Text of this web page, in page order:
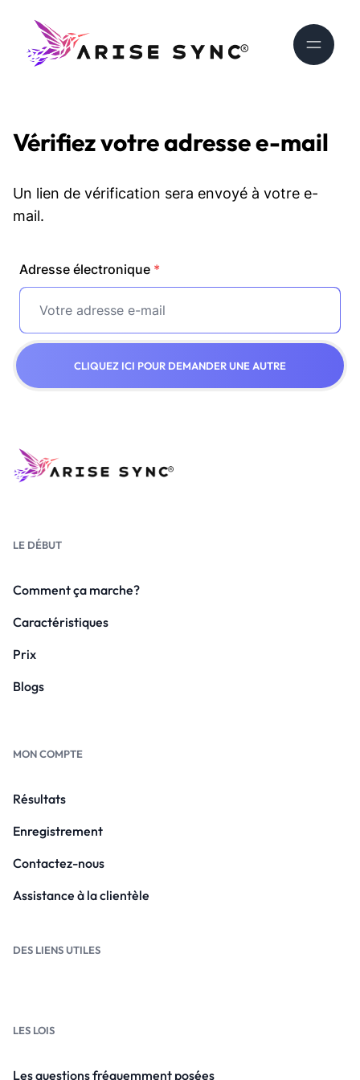
Vérifiez votre adresse e-mail
Un lien de vérification sera envoyé à votre e-
mail.
Adresse électronique *
CLIQUEZ ICI POUR DEMANDER UNE AUTRE
LE DÉBUT
Comment ça marche?
Caractéristiques
Prix
Blogs
MON COMPTE
Résultats
Enregistrement
Contactez-nous
Assistance à la clientèle
DES LIENS UTILES
LES LOIS
Les questions fréquemment posées